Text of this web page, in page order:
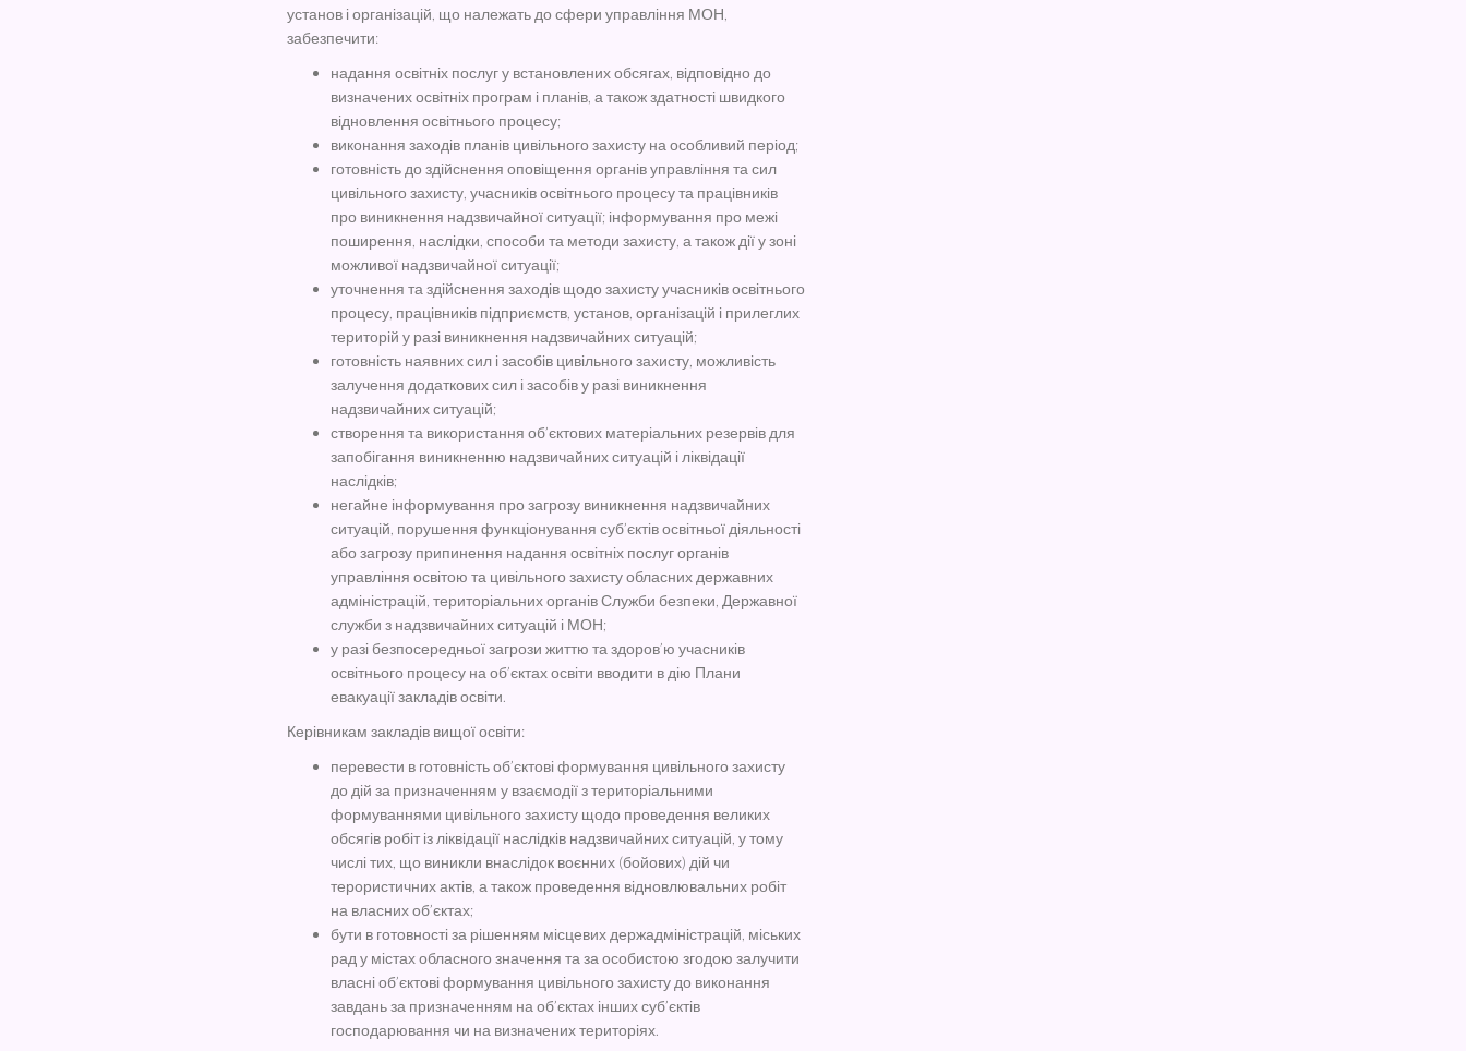
установ і організацій, що належать до сфери управління МОН,
забезпечити:
надання освітніх послуг у встановлених обсягах, відповідно до
визначених освітніх програм і планів, а також здатності швидкого
відновлення освітнього процесу;
виконання заходів планів цивільного захисту на особливий період;
готовність до здійснення оповіщення органів управління та сил
цивільного захисту, учасників освітнього процесу та працівників
про виникнення надзвичайної ситуації; інформування про межі
поширення, наслідки, способи та методи захисту, а також дії у зоні
можливої надзвичайної ситуації;
уточнення та здійснення заходів щодо захисту учасників освітнього
процесу, працівників підприємств, установ, організацій і прилеглих
територій у разі виникнення надзвичайних ситуацій;
готовність наявних сил і засобів цивільного захисту, можливість
залучення додаткових сил і засобів у разі виникнення
надзвичайних ситуацій;
створення та використання об’єктових матеріальних резервів для
запобігання виникненню надзвичайних ситуацій і ліквідації
наслідків;
негайне інформування про загрозу виникнення надзвичайних
ситуацій, порушення функціонування суб’єктів освітньої діяльності
або загрозу припинення надання освітніх послуг органів
управління освітою та цивільного захисту обласних державних
адміністрацій, територіальних органів Служби безпеки, Державної
служби з надзвичайних ситуацій і МОН;
у разі безпосередньої загрози життю та здоров’ю учасників
освітнього процесу на об’єктах освіти вводити в дію Плани
евакуації закладів освіти.
Керівникам закладів вищої освіти:
перевести в готовність об’єктові формування цивільного захисту
до дій за призначенням у взаємодії з територіальними
формуваннями цивільного захисту щодо проведення великих
обсягів робіт із ліквідації наслідків надзвичайних ситуацій, у тому
числі тих, що виникли внаслідок воєнних (бойових) дій чи
терористичних актів, а також проведення відновлювальних робіт
на власних об’єктах;
бути в готовності за рішенням місцевих держадміністрацій, міських
рад у містах обласного значення та за особистою згодою залучити
власні об’єктові формування цивільного захисту до виконання
завдань за призначенням на об’єктах інших суб’єктів
господарювання чи на визначених територіях.